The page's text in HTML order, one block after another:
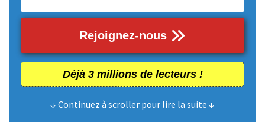
Rejoignez-nous
Déjà 3 millions de lecteurs !
↓ Continuez à scroller pour lire la suite ↓